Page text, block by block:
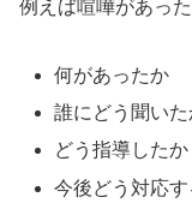
例えば喧嘩があった
何があったか
誰にどう聞いた
どう指導したか
今後どう対応